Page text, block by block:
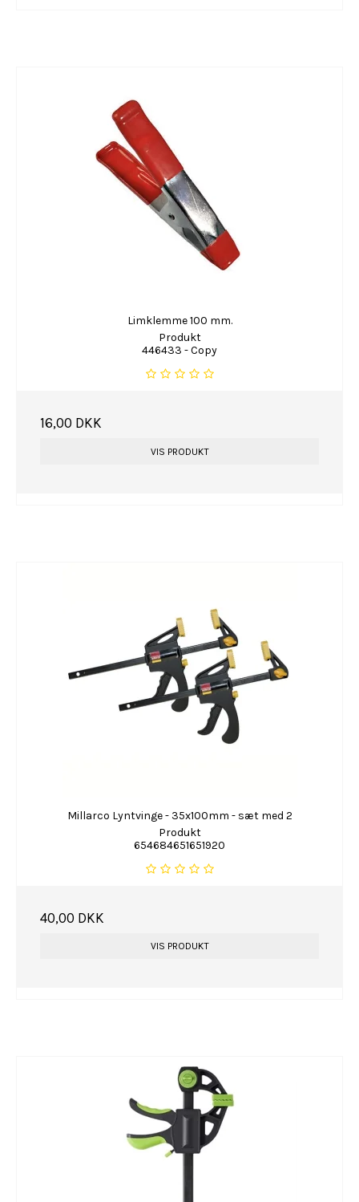
Limklemme 100 mm.
Produkt
446433 - Copy
16,00 DKK
VIS PRODUKT
Millarco Lyntvinge - 35x100mm - sæt med 2
Produkt
654684651651920
40,00 DKK
VIS PRODUKT